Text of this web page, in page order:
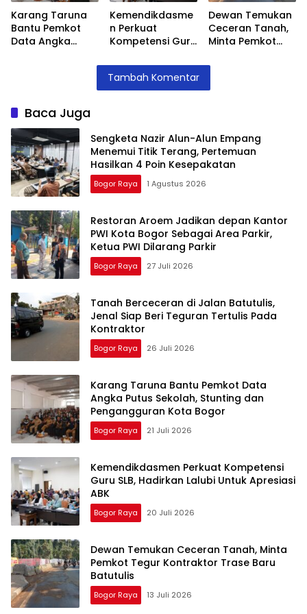
Karang Taruna
Bantu Pemkot
Data Angka
Kemendikdasme
n Perkuat
Kompetensi Guru
Lalubi Untuk
Apresiasi ABK
Dewan Temukan
Ceceran Tanah,
Minta Pemkot
Trase Baru
Tambah Komentar
Baca Juga
Sengketa Nazir Alun-Alun Empang
Menemui Titik Terang, Pertemuan
Hasilkan 4 Poin Kesepakatan
Bogor Raya 1 Agustus 2026
Restoran Aroem Jadikan depan Kantor
PWI Kota Bogor Sebagai Area Parkir,
Ketua PWI Dilarang Parkir
Bogor Raya 27 Juli 2026
Tanah Berceceran di Jalan Batutulis,
Jenal Siap Beri Teguran Tertulis Pada
Kontraktor
Bogor Raya 26 Juli 2026
Karang Taruna Bantu Pemkot Data
Angka Putus Sekolah, Stunting dan
Pengangguran Kota Bogor
Bogor Raya 21 Juli 2026
Kemendikdasmen Perkuat Kompetensi
Guru SLB, Hadirkan Lalubi Untuk Apresiasi
ABK
Bogor Raya 20 Juli 2026
Dewan Temukan Ceceran Tanah, Minta
Pemkot Tegur Kontraktor Trase Baru
Batutulis
Bogor Raya 13 Juli 2026